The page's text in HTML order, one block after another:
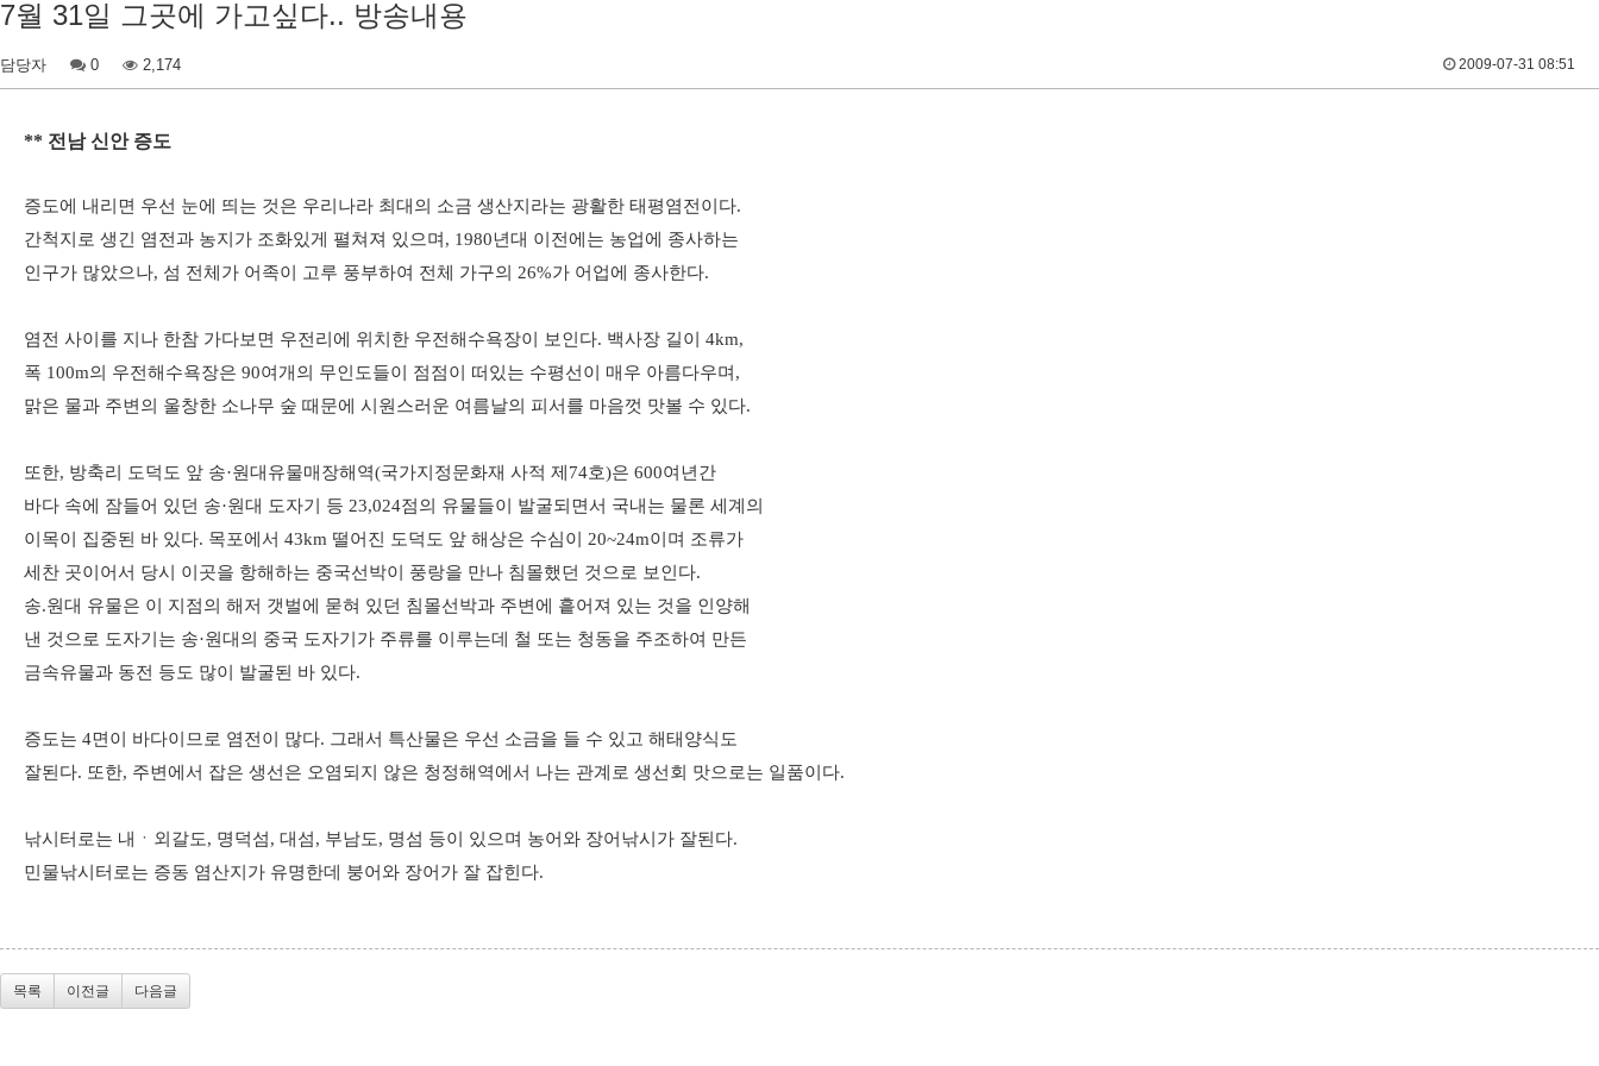
7월 31일 그곳에 가고싶다.. 방송내용
담당자 0 2,174 2009-07-31 08:51
** 전남 신안 증도
증도에 내리면 우선 눈에 띄는 것은 우리나라 최대의 소금 생산지라는 광활한 태평염전이다.
간척지로 생긴 염전과 농지가 조화있게 펼쳐져 있으며, 1980년대 이전에는 농업에 종사하는
인구가 많았으나, 섬 전체가 어족이 고루 풍부하여 전체 가구의 26%가 어업에 종사한다.
염전 사이를 지나 한참 가다보면 우전리에 위치한 우전해수욕장이 보인다. 백사장 길이 4km,
폭 100m의 우전해수욕장은 90여개의 무인도들이 점점이 떠있는 수평선이 매우 아름다우며,
맑은 물과 주변의 울창한 소나무 숲 때문에 시원스러운 여름날의 피서를 마음껏 맛볼 수 있다.
또한, 방축리 도덕도 앞 송·원대유물매장해역(국가지정문화재 사적 제74호)은 600여년간
바다 속에 잠들어 있던 송·원대 도자기 등 23,024점의 유물들이 발굴되면서 국내는 물론 세계의
이목이 집중된 바 있다. 목포에서 43km 떨어진 도덕도 앞 해상은 수심이 20~24m이며 조류가
세찬 곳이어서 당시 이곳을 항해하는 중국선박이 풍랑을 만나 침몰했던 것으로 보인다.
송.원대 유물은 이 지점의 해저 갯벌에 묻혀 있던 침몰선박과 주변에 흩어져 있는 것을 인양해
낸 것으로 도자기는 송·원대의 중국 도자기가 주류를 이루는데 철 또는 청동을 주조하여 만든
금속유물과 동전 등도 많이 발굴된 바 있다.
증도는 4면이 바다이므로 염전이 많다. 그래서 특산물은 우선 소금을 들 수 있고 해태양식도
잘된다. 또한, 주변에서 잡은 생선은 오염되지 않은 청정해역에서 나는 관계로 생선회 맛으로는 일품이다.
낚시터로는 내ㆍ외갈도, 명덕섬, 대섬, 부남도, 명섬 등이 있으며 농어와 장어낚시가 잘된다.
민물낚시터로는 증동 염산지가 유명한데 붕어와 장어가 잘 잡힌다.
목록 이전글 다음글